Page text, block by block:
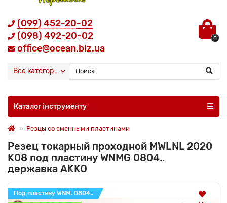
(099) 452-20-02
(098) 492-20-02
office@ocean.biz.ua
0
Все категории
Каталог інструменту
Резцы со сменными пластинами
Резец токарный проходной MWLNL 2020
K08 под пластину WNMG 0804..
державка AKKO
Под пластину WNM. 0804..